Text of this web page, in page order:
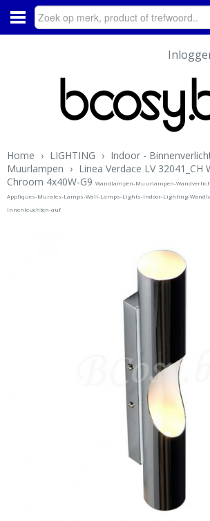
Home › LIGHTING › Indoor -
Muurlampen › Linea Verdace LV
Chroom 4x40W-G9 Wandlampen-Muurlampen-
Appliques-Murales-Lamps-Wall-Lamps-Lights-Indoor-Lighting-
Innenleuchten-auf